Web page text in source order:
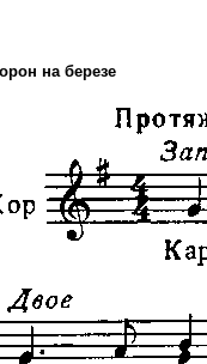
на березе